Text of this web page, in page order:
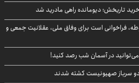
خرید تاریخش؛ دیومانده راهی مادرید شد
فراخوانی است برای وفاق ملی، عقلانیت جمعی و
می‌توانید در آسمان شب رصد کنید!
دو سرباز صهیونیست کشته شدند